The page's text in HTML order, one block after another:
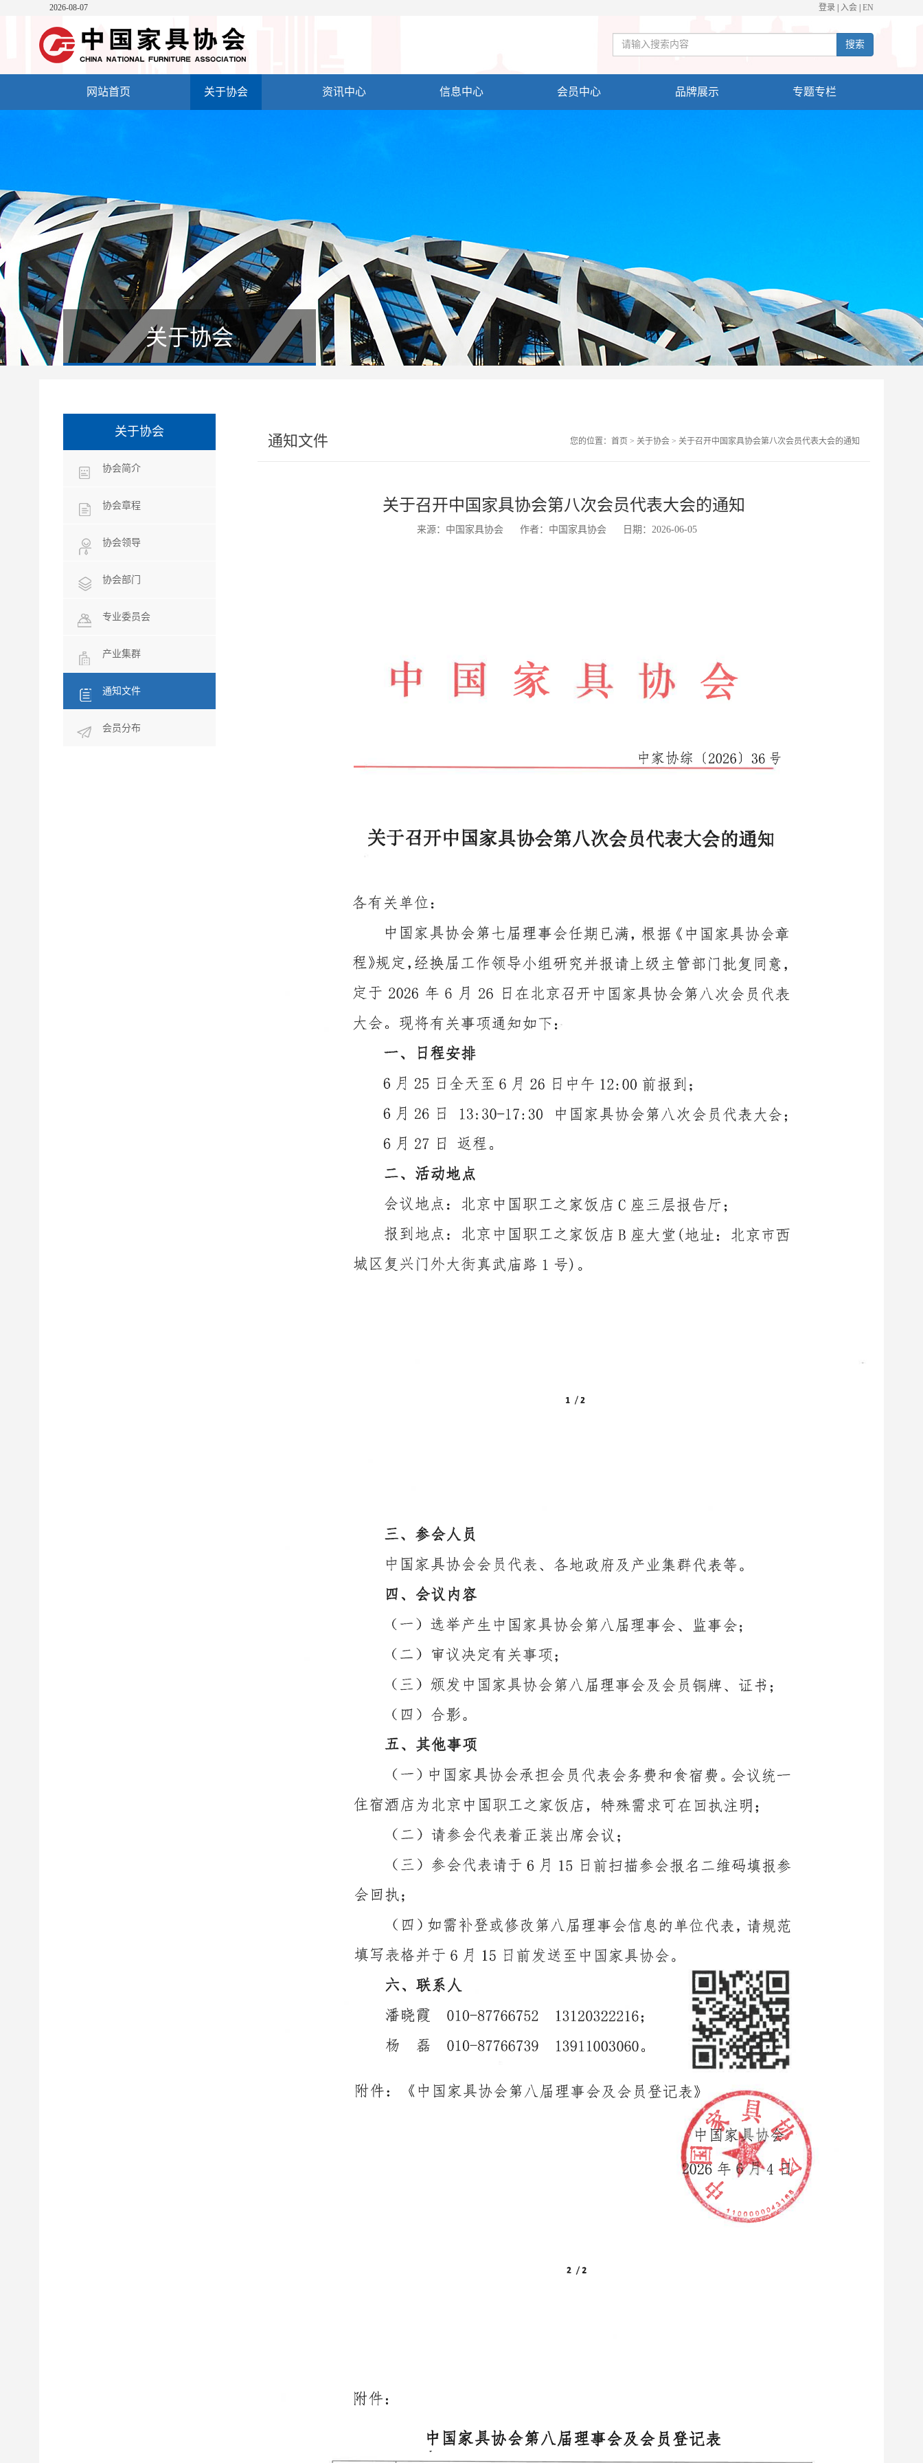
2026-08-07 登录 入会 EN
搜索
网站首页 关于协会 资讯中心 信息中心 会员中心 品牌展示 专题专栏
关于协会
关于协会
协会简介
协会章程
协会领导
协会部门
专业委员会
产业集群
通知文件
会员分布
通知文件 您的位置： 首页 > 关于协会> 关于召开中国家具协会第八次会员代表大会的通知
关于召开中国家具协会第八次会员代表大会的通知
来源：中国家具协会 作者：中国家具协会 日期：2026-06-05